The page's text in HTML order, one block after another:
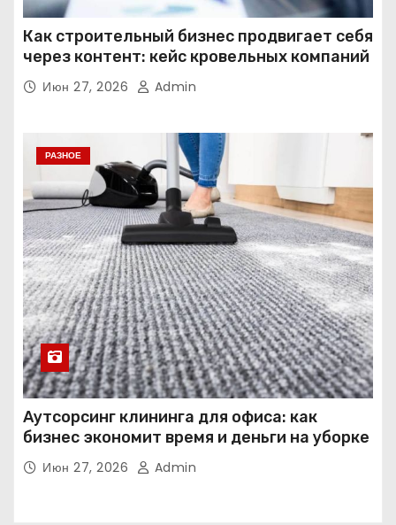
Как строительный бизнес продвигает себя
через контент: кейс кровельных компаний
Июн 27, 2026 Admin
РАЗНОЕ
Аутсорсинг клининга для офиса: как
бизнес экономит время и деньги на уборке
Июн 27, 2026 Admin